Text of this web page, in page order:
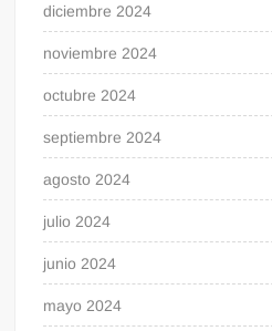
diciembre 2024
noviembre 2024
octubre 2024
septiembre 2024
agosto 2024
julio 2024
junio 2024
mayo 2024